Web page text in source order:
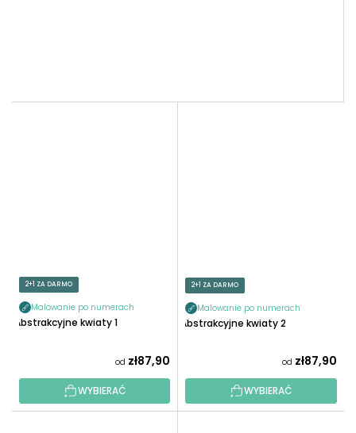
2+1 ZA DARMO
Malowanie po numerach
Abstrakcyjne kwiaty 1
od zł87,90
WYBIERAĆ
2+1 ZA DARMO
Malowanie po numerach
Abstrakcyjne kwiaty 2
od zł87,90
WYBIERAĆ